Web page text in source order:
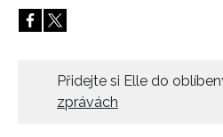
HOME
Přidejte si Elle do
zprávách